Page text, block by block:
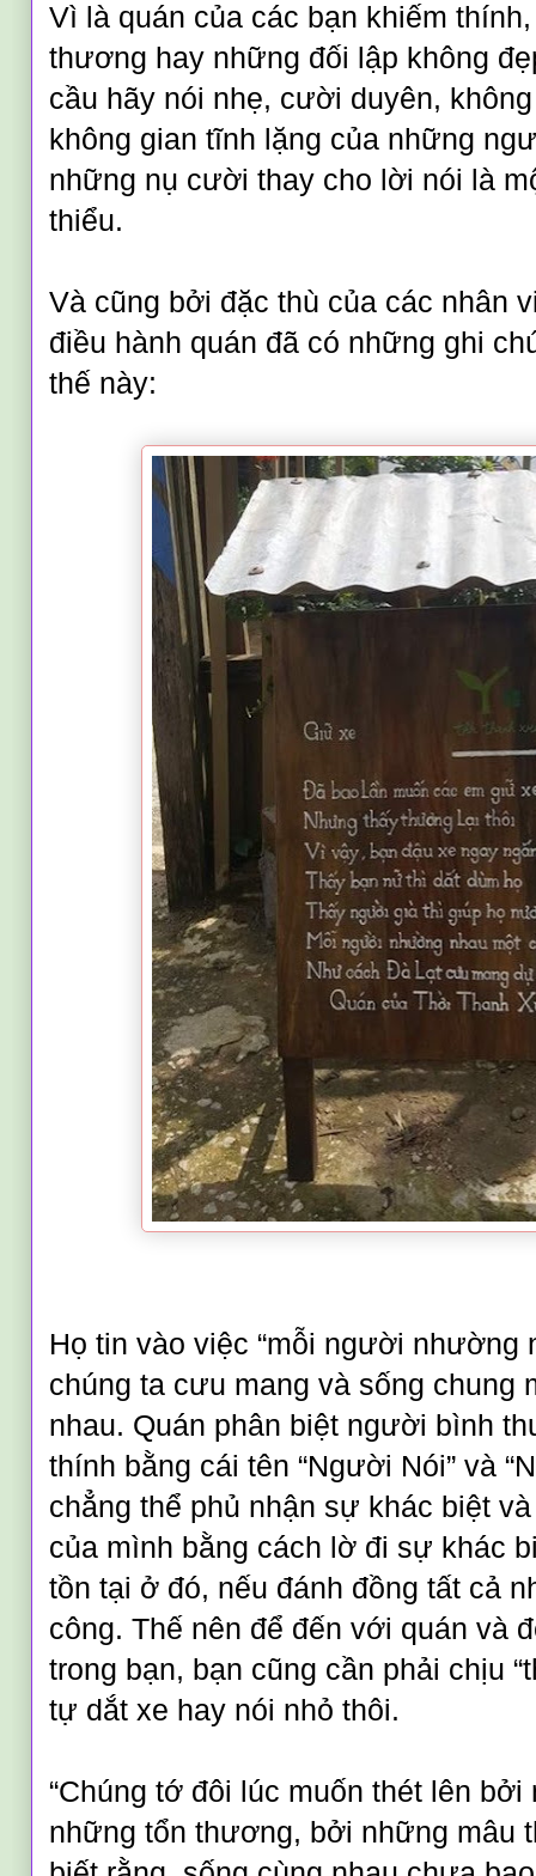
Vì là quán của các bạn khiếm
thương hay những đối lập không
cầu hãy nói nhẹ, cười duyên,
không gian tĩnh lặng của những
những nụ cười thay cho lời nói là
thiểu.
Và cũng bởi đặc thù của các nhân
điều hành quán đã có những ghi
thế này:
Họ tin vào việc “mỗi người nhường
chúng ta cưu mang và sống chung
nhau. Quán phân biệt người bình
thính bằng cái tên “Người Nói” và
chẳng thể phủ nhận sự khác biệt
của mình bằng cách lờ đi sự khác
tồn tại ở đó, nếu đánh đồng tất cả
công. Thế nên để đến với quán và
trong bạn, bạn cũng cần phải chịu
tự dắt xe hay nói nhỏ thôi.
“Chúng tớ đôi lúc muốn thét lên
những tổn thương, bởi những mâu